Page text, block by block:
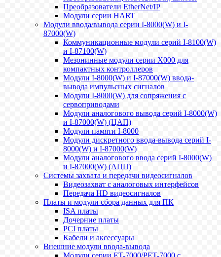
Преобразователи EtherNet/IP
Модули серии HART
Модули ввода/вывода серии I-8000(W) и I-
87000(W)
Коммуникационные модули серий I-8100(W)
и I-87100(W)
Мезонинные модули серии X000 для
компактных контроллеров
Модули I-8000(W) и I-87000(W) ввода-
вывода импульсных сигналов
Модули I-8000(W) для сопряжения с
сервоприводами
Модули аналогового вывода серий I-8000(W)
и I-87000(W) (ЦАП)
Модули памяти I-8000
Модули дискретного ввода-вывода серий I-
8000(W) и I-87000(W)
Модули аналогового ввода серий I-8000(W)
и I-87000(W) (АЦП)
Системы захвата и передачи видеосигналов
Видеозахват с аналоговых интерфейсов
Передача HD видеосигналов
Платы и модули сбора данных для ПК
ISA платы
Дочерние платы
PCI платы
Кабели и аксессуары
Внешние модули ввода-вывода
Модули серии ET-7000/PET-7000 с